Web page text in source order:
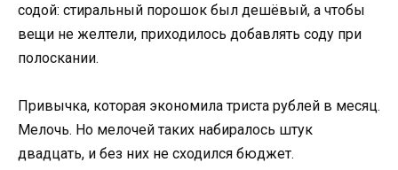
содой: стиральный порошок был дешёвый, а чтобы
вещи не желтели, приходилось добавлять соду при
полоскании.
Привычка, которая экономила триста рублей в месяц.
Мелочь. Но мелочей таких набиралось штук
двадцать, и без них не сходился бюджет.